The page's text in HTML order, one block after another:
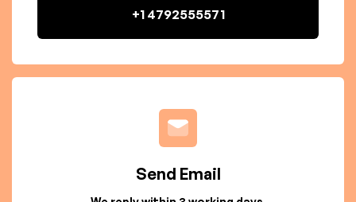
+1 4792555571
Send Email